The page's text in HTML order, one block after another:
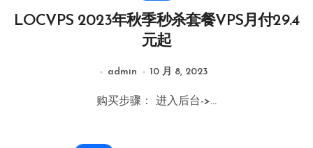
LOCVPS 2023年秋季秒杀套餐VPS月付29.4
元起
admin 10 月 8, 2023
购买步骤： 进入后台->...